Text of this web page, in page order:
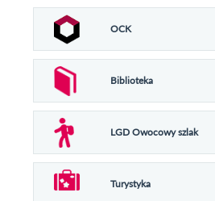
OCK
Biblioteka
LGD Owocowy szlak
Turystyka